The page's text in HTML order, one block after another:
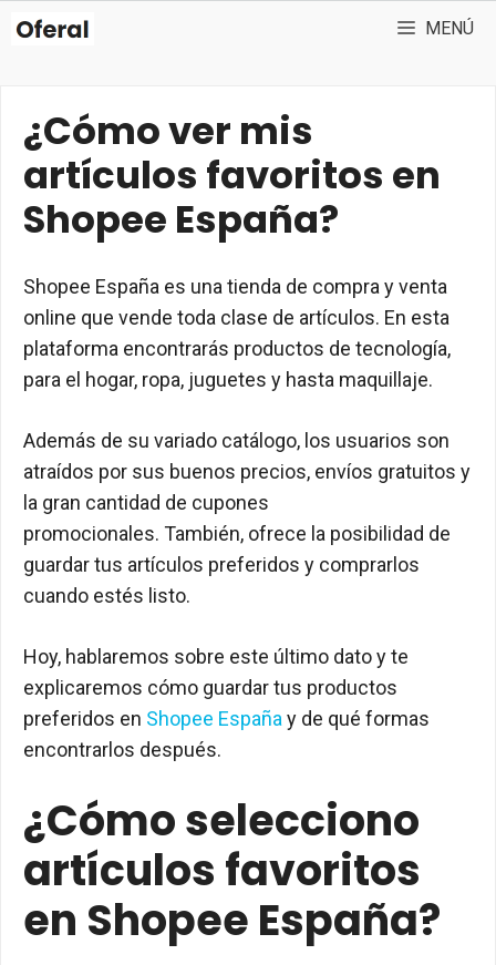
Saltar
MENÚ
¿Cómo ver mis
artículos favoritos en
Shopee España?
Shopee España es una tienda de compra y venta
online que vende toda clase de artículos. En esta
plataforma encontrarás productos de tecnología,
para el hogar, ropa, juguetes y hasta maquillaje.
Además de su variado catálogo, los usuarios son
atraídos por sus buenos precios, envíos gratuitos y
la gran cantidad de cupones
promocionales. También, ofrece la posibilidad de
guardar tus artículos preferidos y comprarlos
cuando estés listo.
Hoy, hablaremos sobre este último dato y te
explicaremos cómo guardar tus productos
preferidos en Shopee España y de qué formas
encontrarlos después.
¿Cómo selecciono
artículos favoritos
en Shopee España?